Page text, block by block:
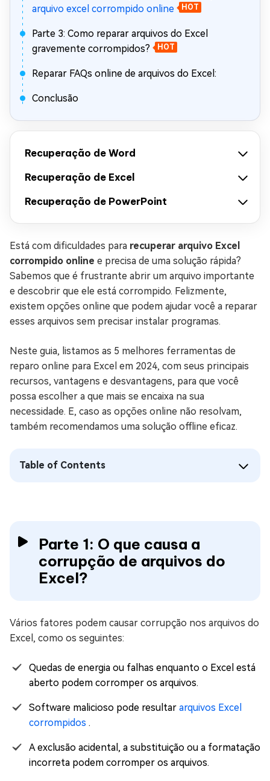
arquivo excel corrompido online
HOT
Parte 3: Como reparar arquivos do Excel
gravemente corrompidos?
HOT
Reparar FAQs online de arquivos do Excel:
Conclusão
Recuperação de Word
Recuperação de Excel
Recuperação de PowerPoint
Está com dificuldades para recuperar arquivo Excel
corrompido online e precisa de uma solução rápida?
Sabemos que é frustrante abrir um arquivo importante
e descobrir que ele está corrompido. Felizmente,
existem opções online que podem ajudar você a reparar
esses arquivos sem precisar instalar programas.
Neste guia, listamos as 5 melhores ferramentas de
reparo online para Excel em 2024, com seus principais
recursos, vantagens e desvantagens, para que você
possa escolher a que mais se encaixa na sua
necessidade. E, caso as opções online não resolvam,
também recomendamos uma solução offline eficaz.
Table of Contents
Parte 1: O que causa a
corrupção de arquivos do
Excel?
Vários fatores podem causar corrupção nos arquivos do
Excel, como os seguintes:
Quedas de energia ou falhas enquanto o Excel está
aberto podem corromper os arquivos.
Software malicioso pode resultar arquivos Excel
corrompidos .
A exclusão acidental, a substituição ou a formatação
incorreta podem corromper os arquivos.